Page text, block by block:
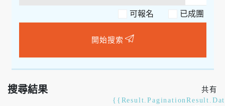
可報名
開始搜索
搜尋結果
共有